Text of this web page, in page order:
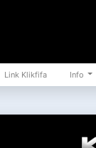
Link Klikfifa Info